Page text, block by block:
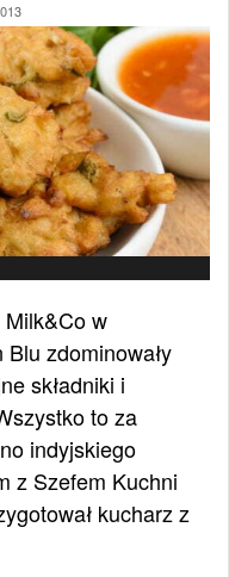
w
zdominowały
składniki i
to za
indyjskiego
z Szefem Kuchni
kucharz z